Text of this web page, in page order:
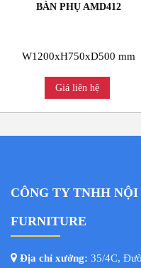
BÀN PHỤ AMD412
W1200xH750xD500 mm
Giá liên hệ
CÔNG TY TNHH
FURNITURE
Địa chỉ xưởng: 35/4C,